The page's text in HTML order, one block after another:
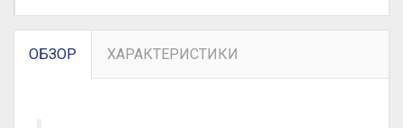
ОБЗОР ХАРАКТЕРИСТИКИ